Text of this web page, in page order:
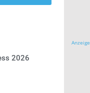
2026
Anzeige